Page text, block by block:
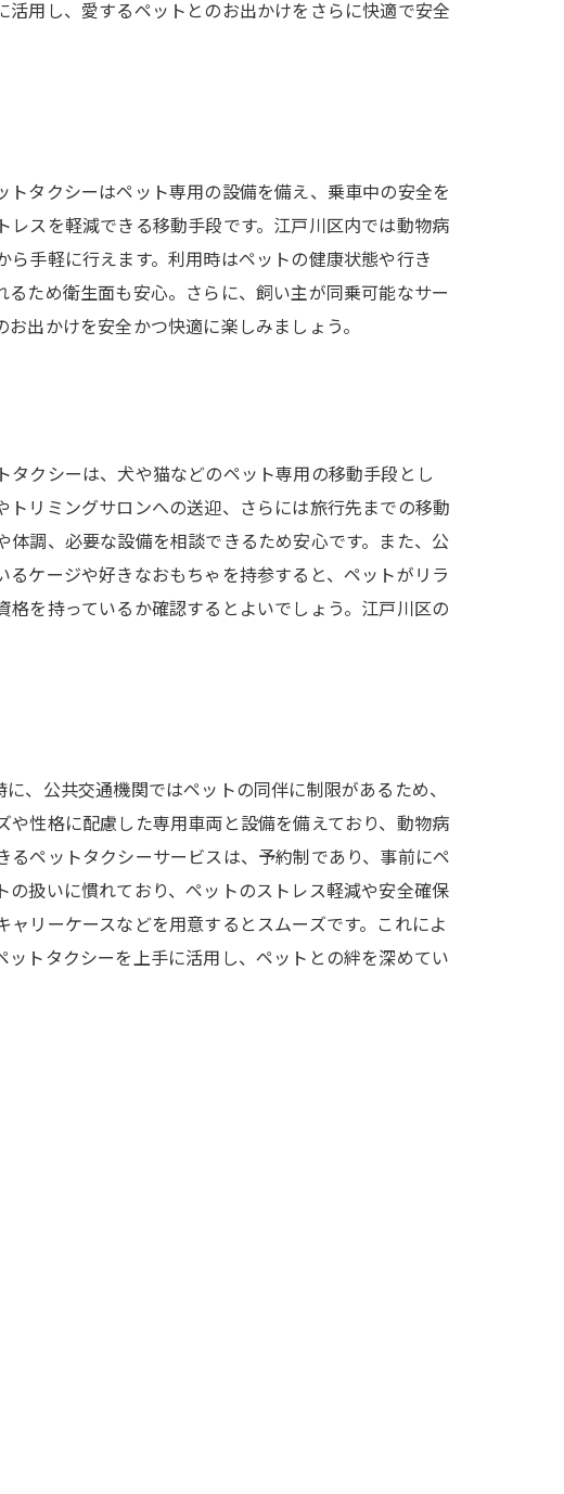
用し、愛するペットとのお出かけをさらに快適で安全
タクシーはペット専用の設備を備え、乗車中の安全を
スを軽減できる移動手段です。江戸川区内では動物病
手軽に行えます。利用時はペットの健康状態や行き
ため衛生面も安心。さらに、飼い主が同乗可能なサー
出かけを安全かつ快適に楽しみましょう。
クシーは、犬や猫などのペット専用の移動手段とし
リミングサロンへの送迎、さらには旅行先までの移動
調、必要な設備を相談できるため安心です。また、公
ケージや好きなおもちゃを持参すると、ペットがリラ
を持っているか確認するとよいでしょう。江戸川区の
、公共交通機関ではペットの同伴に制限があるため、
性格に配慮した専用車両と設備を備えており、動物病
ペットタクシーサービスは、予約制であり、事前にペ
扱いに慣れており、ペットのストレス軽減や安全確保
リーケースなどを用意するとスムーズです。これによ
トタクシーを上手に活用し、ペットとの絆を深めてい